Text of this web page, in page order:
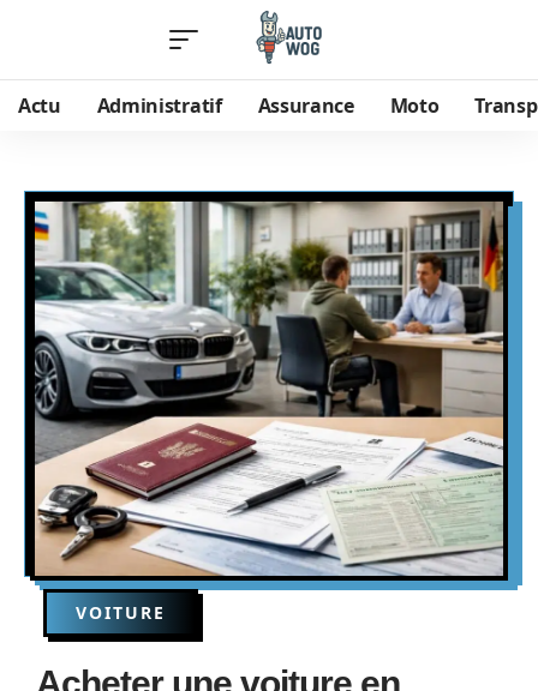
Actu Administratif Assurance Moto
VOITURE